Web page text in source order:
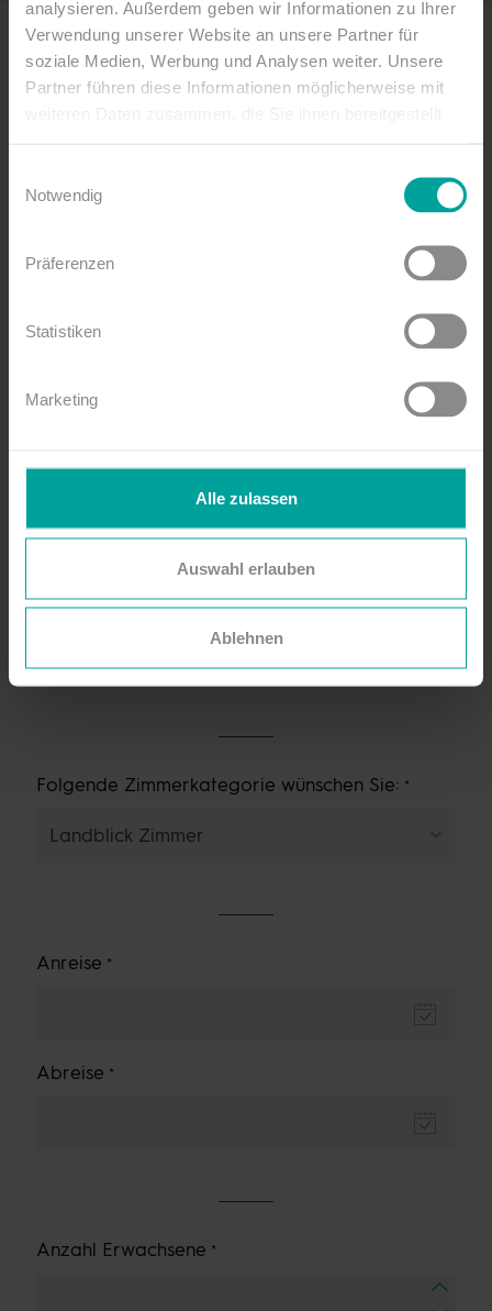
analysieren. Außerdem geben wir Informationen zu Ihrer
Verwendung unserer Website an unsere Partner für
soziale Medien, Werbung und Analysen weiter. Unsere
Partner führen diese Informationen möglicherweise mit
Notwendig
Präferenzen
Statistiken
Marketing
Alle zulassen
Auswahl erlauben
Ablehnen
Fragen Sie unverbindlich
Nachname
Telefon
Folgende Zimmerkategorie wünschen Sie:
Anreise
Abreise
Anzahl Erwachsene